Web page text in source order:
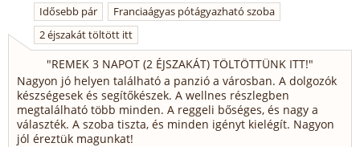
Idősebb pár
Franciaágyas pótágyazható szoba
2 éjszakát töltött itt
"REMEK 3 NAPOT (2 ÉJSZAKÁT) TÖLTÖTTÜNK ITT!"
Nagyon jó helyen található a panzió a városban. A dolgozók
készségesek és segítőkészek. A wellnes részlegben
megtalálható több minden. A reggeli bőséges, és nagy a
választék. A szoba tiszta, és minden igényt kielégít. Nagyon
jól éreztük magunkat!